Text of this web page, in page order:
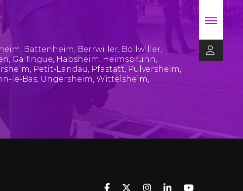
, Battenheim, Berrwiller, Bollwiller,
, Galfingue, Habsheim, Heimsbrunn,
, Petit-Landau, Pfastatt, Pulversheim,
le-Bas, Ungersheim, Wittelsheim,